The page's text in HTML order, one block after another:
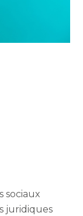
sociaux
juridiques